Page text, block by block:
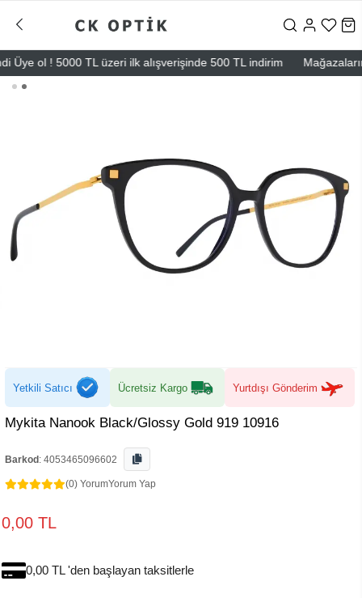
ol ! 5000 TL üzeri ilk alışverişinde 500 TL indirim
Yetkili Satıcı Ücretsiz Kargo Yurtdışı Gönderim
Mykita Nanook Black/Glossy Gold 919 10916
Barkod : 4053465096602
(0) YorumYorum Yap
0,00 TL
0,00 TL 'den başlayan taksitlerle